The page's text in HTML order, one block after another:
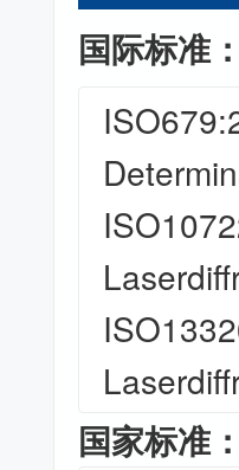
国际标准：
国家标准：